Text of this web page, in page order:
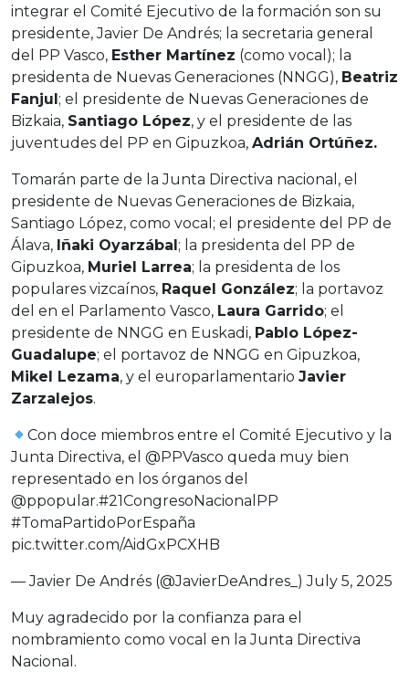
integrar el Comité Ejecutivo de la formación son su
presidente, Javier De Andrés; la secretaria general
del PP Vasco, Esther Martínez (como vocal); la
presidenta de Nuevas Generaciones (NNGG), Beatriz
Fanjul ; el presidente de Nuevas Generaciones de
Bizkaia, Santiago López, y el presidente de las
juventudes del PP en Gipuzkoa, Adrián Ortúñez.
Tomarán parte de la Junta Directiva nacional, el
presidente de Nuevas Generaciones de Bizkaia,
Santiago López, como vocal; el presidente del PP de
Álava, Iñaki Oyarzábal ; la presidenta del PP de
Gipuzkoa, Muriel Larrea; la presidenta de los
populares vizcaínos, Raquel González; la portavoz
del en el Parlamento Vasco, Laura Garrido; el
presidente de NNGG en Euskadi, Pablo López-
Guadalupe; el portavoz de NNGG en Gipuzkoa,
Mikel Lezama, y el europarlamentario Javier
Zarzalejos.
Con doce miembros entre el Comité Ejecutivo y la
Junta Directiva, el @PPVasco queda muy bien
representado en los órganos del
@ppopular.#21CongresoNacionalPP
#TomaPartidoPorEspaña
pic.twitter.com/AidGxPCXHB
— Javier De Andrés (@JavierDeAndres_)July 5, 2025
Muy agradecido por la confianza para el
nombramiento como vocal en la Junta Directiva
Nacional.